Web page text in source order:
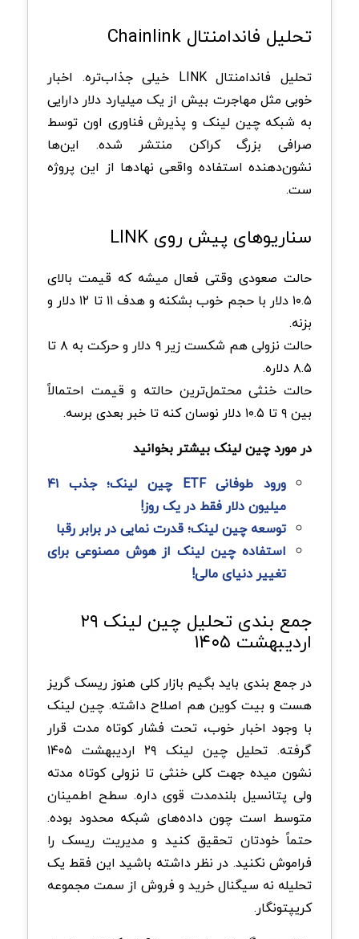
تحلیل فاندامنتال Chainlink
تحلیل فاندامنتال LINK خیلی جذاب‌تره. اخبار
خوبی مثل مهاجرت بیش از یک میلیارد دلار دارایی
به شبکه چین‌ لینک و پذیرش فناوری اون توسط
صرافی بزرگ کراکن منتشر شده. این‌ها
نشون‌دهنده استفاده واقعی نهادها از این پروژه
ست.
سناریوهای پیش روی LINK
حالت صعودی وقتی فعال میشه که قیمت بالای
۱۰.۵ دلار با حجم خوب بشکنه و هدف ۱۱ تا ۱۲ دلار و
بزنه.
حالت نزولی هم شکست زیر ۹ دلار و حرکت به ۸ تا
۸.۵ دلاره.
حالت خنثی محتمل‌ترین حالته و قیمت احتمالاً
بین ۹ تا ۱۰.۵ دلار نوسان کنه تا خبر بعدی برسه.
در مورد چین لینک بیشتر بخوانید
ورود طوفانی ETF چین لینک؛ جذب ۴۱
میلیون دلار فقط در یک روز!
توسعه چین لینک؛ قدرت نمایی در برابر رقبا
استفاده چین لینک از هوش مصنوعی برای
تغییر دنیای مالی!
جمع بندی تحلیل چین‌ لینک ۲۹
اردیبهشت ۱۴۰۵
در جمع بندی باید بگیم بازار کلی هنوز ریسک گریز
هست و بیت کوین هم اصلاح داشته. چین‌ لینک
با وجود اخبار خوب، تحت فشار کوتاه مدت قرار
گرفته. تحلیل چین‌ لینک ۲۹ اردیبهشت ۱۴۰۵
نشون میده جهت کلی خنثی تا نزولی کوتاه مدته
ولی پتانسیل بلندمدت قوی داره. سطح اطمینان
متوسط است چون داده‌های شبکه محدود بوده.
حتماً خودتان تحقیق کنید و مدیریت ریسک را
فراموش نکنید. در نظر داشته باشید این فقط یک
تحلیله نه سیگنال خرید و فروش از سمت مجموعه
کریپتونگار.